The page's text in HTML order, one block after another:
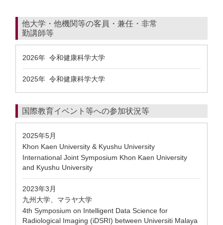
他大学・他機関等の客員・兼任・非常
勤講師等
2026年 令和健康科学大学
2025年 令和健康科学大学
国際教育イベント等への参加状況等
2025年5月
Khon Kaen University & Kyushu University
International Joint Symposium Khon Kaen University
and Kyushu University
2023年3月
九州大学、マラヤ大学
4th Symposium on Intelligent Data Science for
Radiological Imaging (iDSRI) between Universiti Malaya